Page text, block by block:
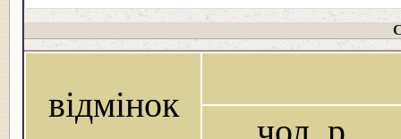
відмінок